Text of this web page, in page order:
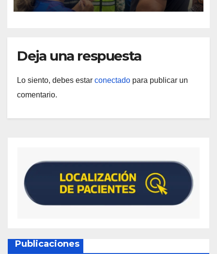
Deja una respuesta
Lo siento, debes estar conectado para publicar un
comentario.
Publicaciones